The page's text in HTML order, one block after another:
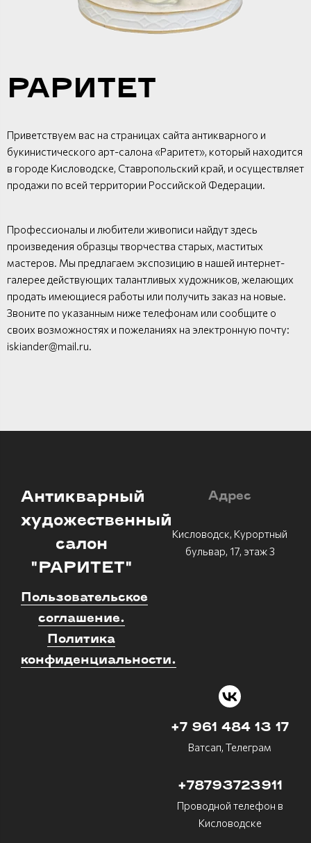
РАРИТЕТ
Приветствуем вас на страницах сайта антикварного и
букинистического арт-салона «Раритет», который находится
в городе Кисловодске, Ставропольский край, и осуществляет
продажи по всей территории Российской Федерации.
Профессионалы и любители живописи найдут здесь
произведения образцы творчества старых, маститых
мастеров. Мы предлагаем экспозицию в нашей интернет-
галерее действующих талантливых художников, желающих
продать имеющиеся работы или получить заказ на новые.
Звоните по указанным ниже телефонам или сообщите о
своих возможностях и пожеланиях на электронную почту:
iskiander@mail.ru.
Антикварный
художественный
салон
"РАРИТЕТ"
Пользовательское
соглашение.
Политика
конфиденциальности.
Адрес
Кисловодск, Курортный
бульвар, 17, этаж 3
+7 961 484 13 17
Ватсап, Телеграм
+78793723911
Проводной телефон в
Кисловодске